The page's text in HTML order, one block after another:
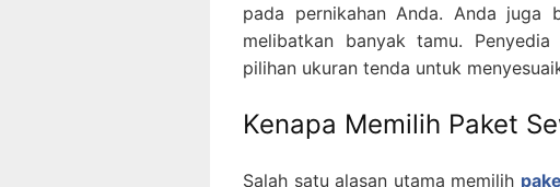
pada pernikahan Anda. Anda
melibatkan banyak tamu.
pilihan ukuran tenda untuk
Kenapa Memilih Paket
Salah satu alasan utama memilih